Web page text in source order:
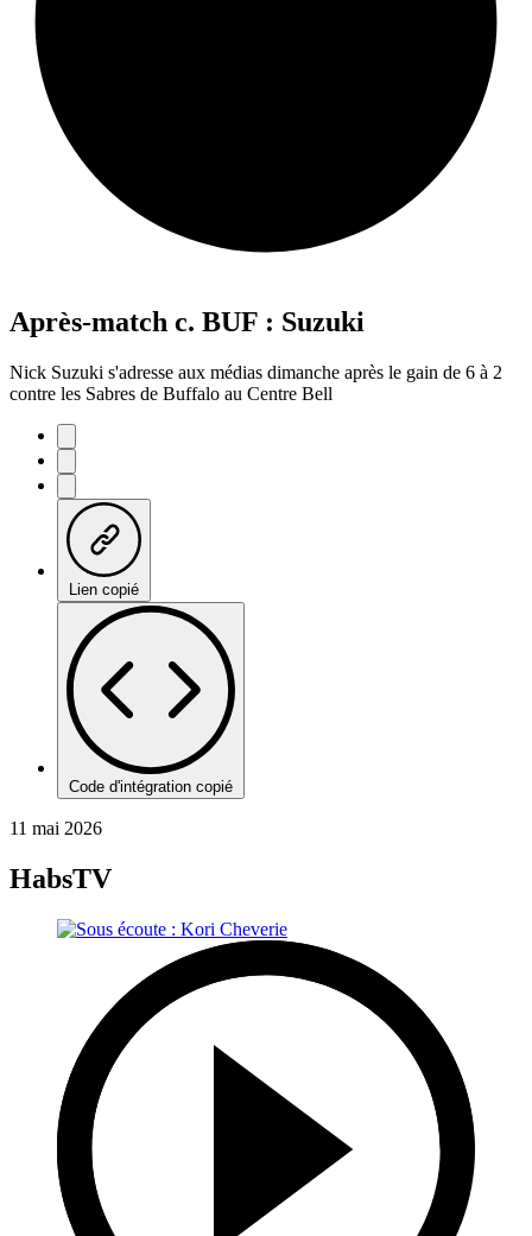
Après-match c. BUF : Suzuki
Nick Suzuki s'adresse aux médias dimanche après le gain de 6 à 2
contre les Sabres de Buffalo au Centre Bell
Lien copié
Code d'intégration copié
11 mai 2026
HabsTV